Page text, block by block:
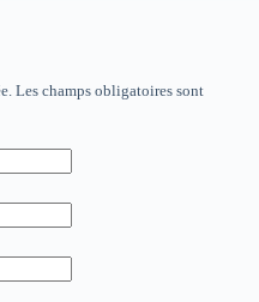
Les champs obligatoires sont